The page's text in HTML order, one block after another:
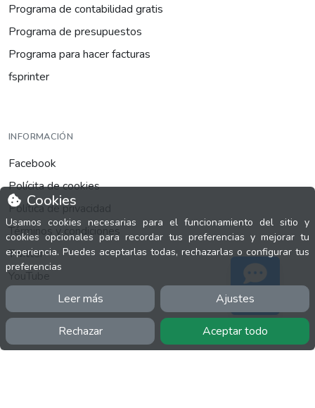
Cookies
Usamos cookies necesarias para el funcionamiento del sitio y
cookies opcionales para recordar tus preferencias y mejorar tu
experiencia. Puedes aceptarlas todas, rechazarlas o configurar tus
preferencias
Leer más Ajustes
Rechazar Aceptar todo
Programa de contabilidad gratis
Programa de presupuestos
Programa para hacer facturas
fsprinter
INFORMACIÓN
Facebook
Polícita de cookies
Política de privacidad
Términos y condiciones
Twitter
Soporte